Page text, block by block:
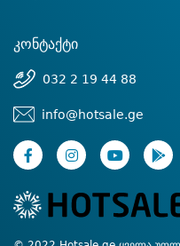
კონტაქტი
032 2 19 44 88
info@hotsale.ge